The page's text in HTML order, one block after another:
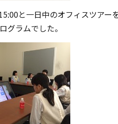
と一日中のオフィスツアー
グラムでした。